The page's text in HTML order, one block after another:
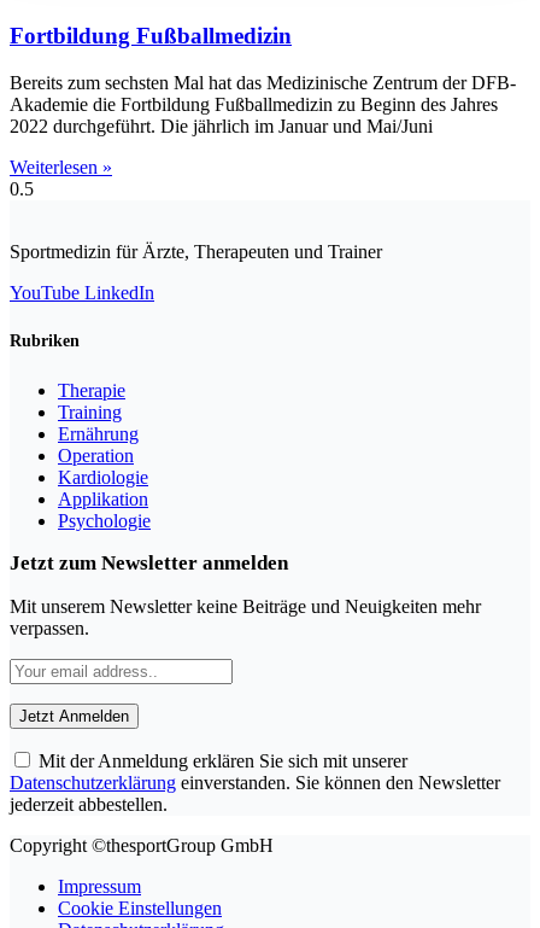
Fortbildung Fußballmedizin
Bereits zum sechsten Mal hat das Medizinische Zentrum der DFB-
Akademie die Fortbildung Fußballmedizin zu Beginn des Jahres
2022 durchgeführt. Die jährlich im Januar und Mai/Juni
Weiterlesen »
Sportmedizin für Ärzte, Therapeuten und Trainer
YouTube LinkedIn
Rubriken
Therapie
Training
Ernährung
Operation
Kardiologie
Applikation
Psychologie
Jetzt zum Newsletter anmelden
Mit unserem Newsletter keine Beiträge und Neuigkeiten mehr
verpassen.
Mit der Anmeldung erklären Sie sich mit unserer
Datenschutzerklärung einverstanden. Sie können den Newsletter
jederzeit abbestellen.
Copyright ©thesportGroup GmbH
Impressum
Cookie Einstellungen